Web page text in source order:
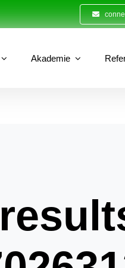
Akademie